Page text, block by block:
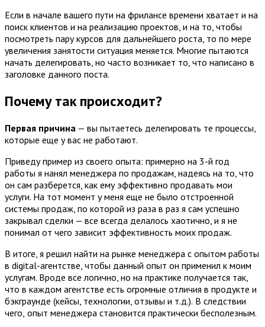
Если в начале вашего пути на фрилансе времени хватает и на
поиск клиентов и на реализацию проектов, и на то, чтобы
посмотреть пару курсов для дальнейшего роста, то по мере
увеличения занятости ситуация меняется. Многие пытаются
начать делегировать, но часто возникает то, что написано в
заголовке данного поста.
Почему так происходит?
Первая причина — вы пытаетесь делегировать те процессы,
которые еще у вас не работают.
Приведу пример из своего опыта: примерно на 3-й год
работы я нанял менеджера по продажам, надеясь на то, что
он сам разберется, как ему эффективно продавать мои
услуги. На тот момент у меня еще не было отстроенной
системы продаж, по которой из раза в раз я сам успешно
закрывал сделки — все всегда делалось хаотично, и я не
понимал от чего зависит эффективность моих продаж.
В итоге, я решил найти на рынке менеджера с опытом работы
в digital-агентстве, чтобы данный опыт он применил к моим
услугам. Вроде все логично, но на практике получается так,
что в каждом агентстве есть огромные отличия в продукте и
бэкграунде (кейсы, технологии, отзывы и т.д.). В следствии
чего, опыт менеджера становится практически бесполезным.